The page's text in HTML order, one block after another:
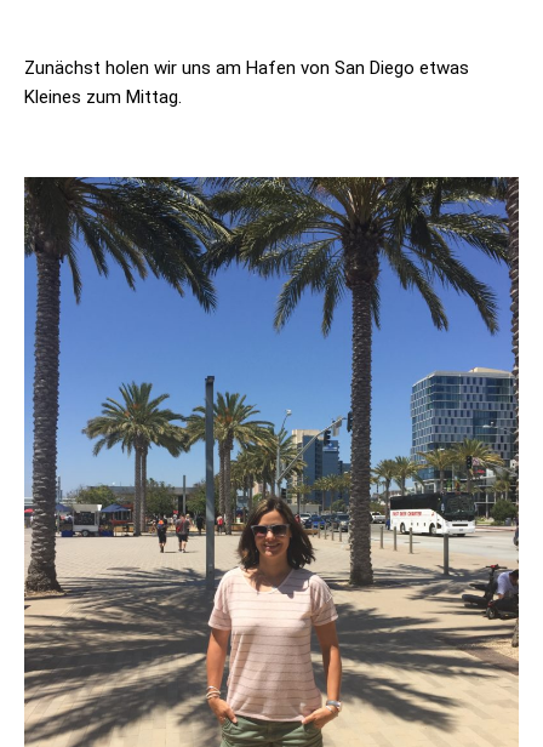
Zunächst holen wir uns am Hafen von San Diego etwas
Kleines zum Mittag.